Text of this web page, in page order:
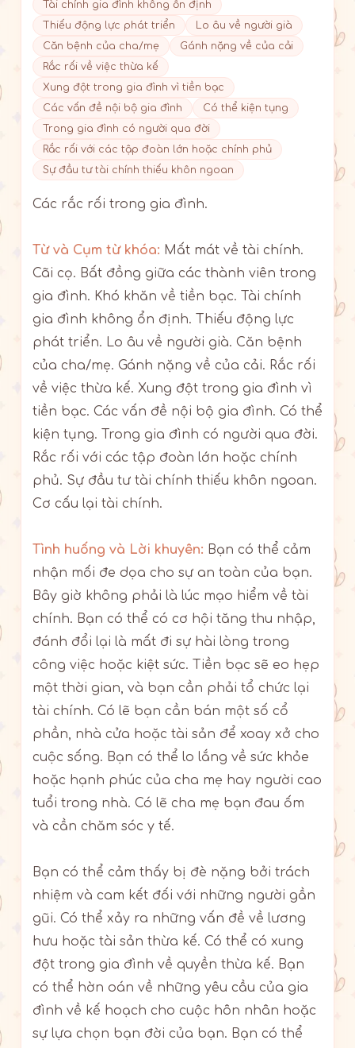
Tài chính gia đình không ổn định
Thiếu động lực phát triển
Lo âu về người già
Căn bệnh của cha/mẹ
Gánh nặng về của cải
Rắc rối về việc thừa kế
Xung đột trong gia đình vì tiền bạc
Các vấn đề nội bộ gia đình
Có thể kiện tụng
Trong gia đình có người qua đời
Rắc rối với các tập đoàn lớn hoặc chính phủ
Sự đầu tư tài chính thiếu khôn ngoan
Các rắc rối trong gia đình.
Từ và Cụm từ khóa: Mất mát về tài chính.
Cãi cọ. Bất đồng giữa các thành viên trong
gia đình. Khó khăn về tiền bạc. Tài chính
gia đình không ổn định. Thiếu động lực
phát triển. Lo âu về người già. Căn bệnh
của cha/mẹ. Gánh nặng về của cải. Rắc rối
về việc thừa kế. Xung đột trong gia đình vì
tiền bạc. Các vấn đề nội bộ gia đình. Có thể
kiện tụng. Trong gia đình có người qua đời.
Rắc rối với các tập đoàn lớn hoặc chính
phủ. Sự đầu tư tài chính thiếu khôn ngoan.
Cơ cấu lại tài chính.
Tình huống và Lời khuyên: Bạn có thể cảm
nhận mối đe dọa cho sự an toàn của bạn.
Bây giờ không phải là lúc mạo hiểm về tài
chính. Bạn có thể có cơ hội tăng thu nhập,
đánh đổi lại là mất đi sự hài lòng trong
công việc hoặc kiệt sức. Tiền bạc sẽ eo hẹp
một thời gian, và bạn cần phải tổ chức lại
tài chính. Có lẽ bạn cần bán một số cổ
phần, nhà cửa hoặc tài sản để xoay xở cho
cuộc sống. Bạn có thể lo lắng về sức khỏe
hoặc hạnh phúc của cha mẹ hay người cao
tuổi trong nhà. Có lẽ cha mẹ bạn đau ốm
và cần chăm sóc y tế.
Bạn có thể cảm thấy bị đè nặng bởi trách
nhiệm và cam kết đối với những người gần
gũi. Có thể xảy ra những vấn đề về lương
hưu hoặc tài sản thừa kế. Có thể có xung
đột trong gia đình về quyền thừa kế. Bạn
có thể hờn oán về những yêu cầu của gia
đình về kế hoạch cho cuộc hôn nhân hoặc
sự lựa chọn bạn đời của bạn. Bạn có thể